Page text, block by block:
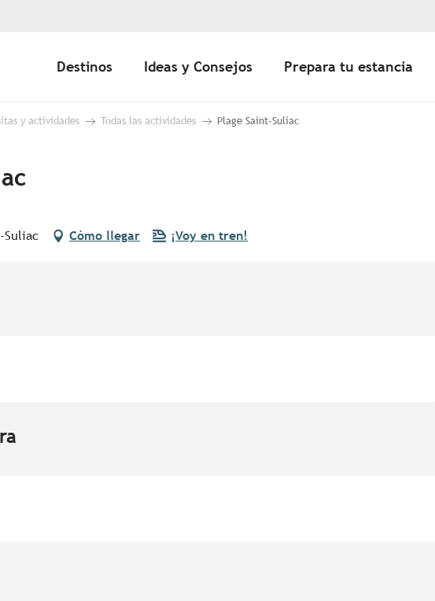
Destinos Ideas y Consejos Prepara tu estancia
y actividades Todas las actividades Plage Saint-Suliac
Suliac Cómo llegar ¡Voy en tren!